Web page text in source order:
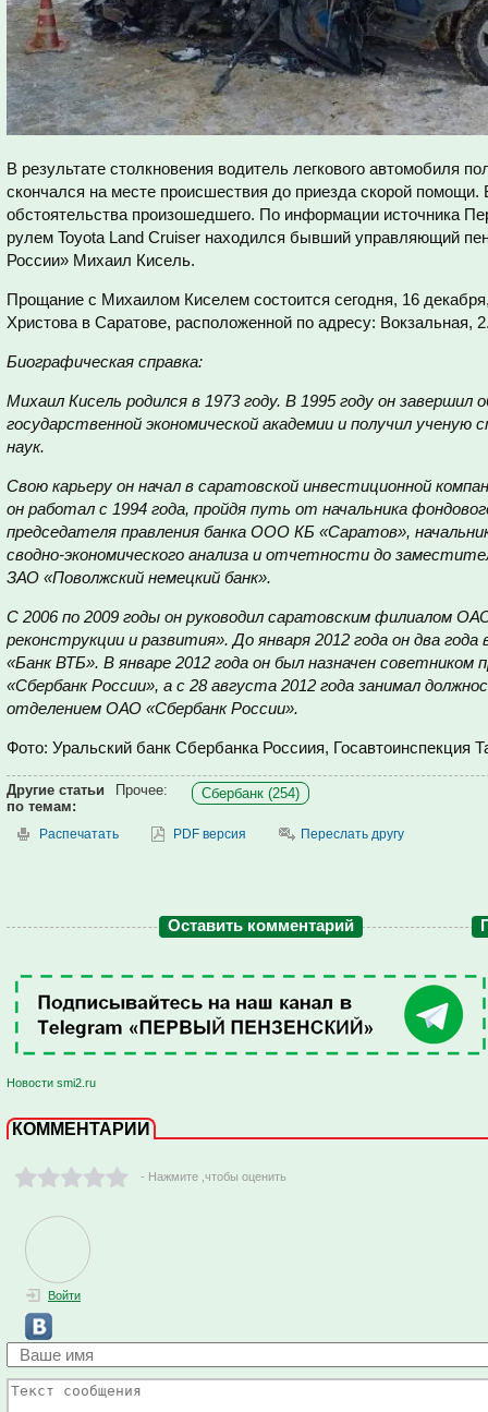
В результате столкновения водитель легкового автомобиля
скончался на месте происшествия до приезда скорой
обстоятельства произошедшего. По информации источника
рулем Toyota Land Cruiser находился бывший управляющий
России» Михаил Кисель.
Прощание с Михаилом Киселем состоится сегодня, 16
Христова в Саратове, расположенной по адресу: Вокзальная,
Биографическая справка:
Михаил Кисель родился в 1973 году. В 1995 году он завершил
государственной экономической академии и получил ученую
наук.
Свою карьеру он начал в саратовской инвестиционной
он работал с 1994 года, пройдя путь от начальника
председателя правления банка ООО КБ «Саратов»,
сводно-экономического анализа и отчетности до
ЗАО «Поволжский немецкий банк».
С 2006 по 2009 годы он руководил саратовским филиалом
реконструкции и развития». До января 2012 года он два
«Банк ВТБ». В январе 2012 года он был назначен
«Сбербанк России», а с 28 августа 2012 года занимал
отделением ОАО «Сбербанк России».
Фото: Уральский банк Сбербанка Россиия, Госавтоинспекция
Другие статьи
по темам:
Прочее: Сбербанк (254)
Распечатать PDF версия Переслать другу
Оставить комментарий
Новости smi2.ru
КОММЕНТАРИИ
- Нажмите ,чтобы оценить
Войти